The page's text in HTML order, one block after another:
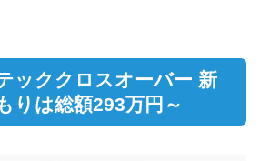
ッククロスオーバー 新
りは総額293万円～